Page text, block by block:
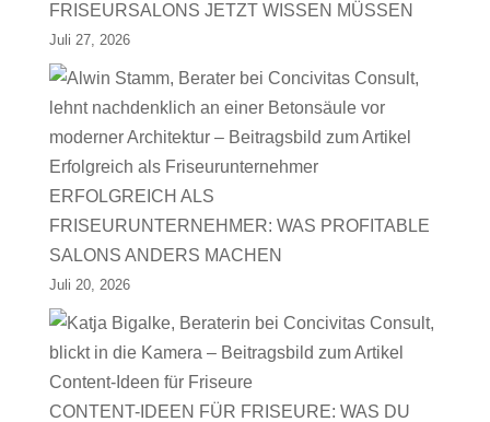
FRISEURSALONS JETZT WISSEN MÜSSEN
Juli 27, 2026
ERFOLGREICH ALS
FRISEURUNTERNEHMER: WAS PROFITABLE
SALONS ANDERS MACHEN
Juli 20, 2026
CONTENT-IDEEN FÜR FRISEURE: WAS DU